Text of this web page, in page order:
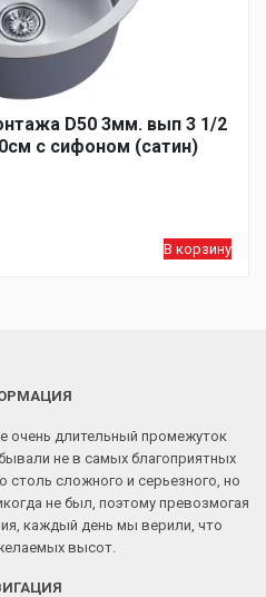
D50 3мм. вып 3 1/2
с сифоном (сатин)
В корзину
очень длительный промежуток
не в самых благоприятных
столь сложного и серьезного, но
не был, поэтому превозмогая
каждый день мы верили, что
высот.